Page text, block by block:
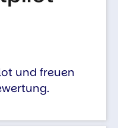
und freuen